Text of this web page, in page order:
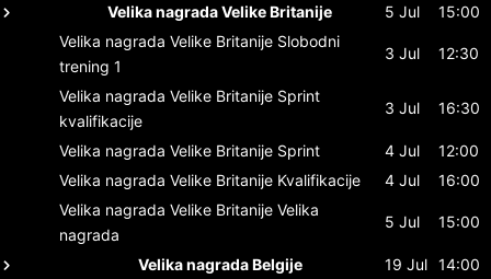
Velika nagrada Velike Britanije
5 Jul
15:00
Velika nagrada Velike Britanije Slobodni
trening 1
3 Jul 12:30
Velika nagrada Velike Britanije Sprint
kvalifikacije
3 Jul 16:30
Velika nagrada Velike Britanije Sprint 4 Jul
12:00
Velika nagrada Velike Britanije Kvalifikacije 4 Jul
16:00
Velika nagrada Velike Britanije Velika
nagrada
5 Jul 15:00
Velika nagrada Belgije 19 Jul 14:00